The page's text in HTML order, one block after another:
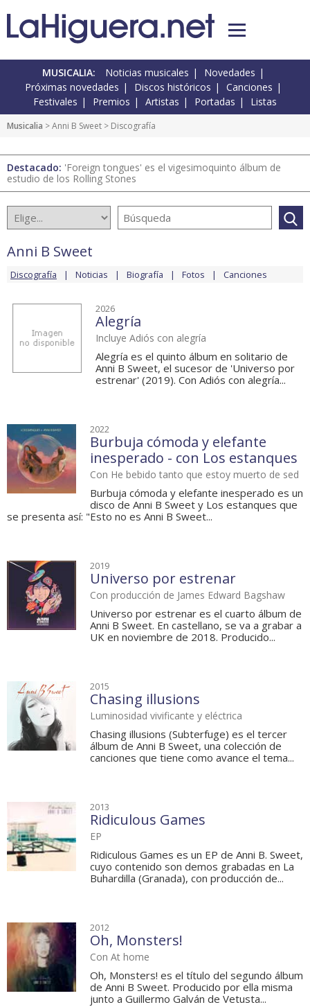
MUSICALIA: Noticias musicales
Novedades
Próximas novedades
Discos históricos
Canciones
Festivales
Premios Artistas Portadas Listas
Musicalia >Anni B Sweet > Discografía
Destacado: 'Foreign tongues' es el vigesimoquinto álbum de
estudio de los Rolling Stones
Anni B Sweet
Discografía Noticias Biografía Fotos Canciones
2026
Alegría
Incluye Adiós con alegría
Alegría es el quinto álbum en solitario de
Anni B Sweet, el sucesor de 'Universo por
estrenar' (2019). Con Adiós con alegría...
2022
Burbuja cómoda y elefante
inesperado - con Los estanques
Con He bebido tanto que estoy muerto de sed
Burbuja cómoda y elefante inesperado es un
disco de Anni B Sweet y Los estanques que
se presenta así: "Esto no es Anni B Sweet...
2019
Universo por estrenar
Con producción de James Edward Bagshaw
Universo por estrenar es el cuarto álbum de
Anni B Sweet. En castellano, se va a grabar a
UK en noviembre de 2018. Producido...
2015
Chasing illusions
Luminosidad vivificante y eléctrica
Chasing illusions (Subterfuge) es el tercer
álbum de Anni B Sweet, una colección de
canciones que tiene como avance el tema...
2013
Ridiculous Games
EP
Ridiculous Games es un EP de Anni B. Sweet,
cuyo contenido son demos grabadas en La
Buhardilla (Granada), con producción de...
2012
Oh, Monsters!
Con At home
Oh, Monsters! es el título del segundo álbum
de Anni B Sweet. Producido por ella misma
junto a Guillermo Galván de Vetusta...